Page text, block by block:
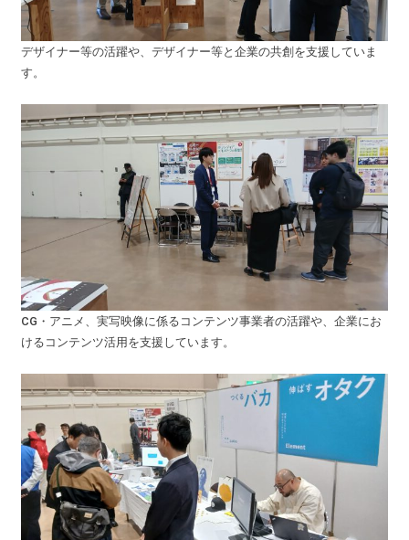
デザイナー等の活躍や、デザイナー等と企業の共創を支援していま
す。
CG・アニメ、実写映像に係るコンテンツ事業者の活躍や、企業にお
けるコンテンツ活用を支援しています。